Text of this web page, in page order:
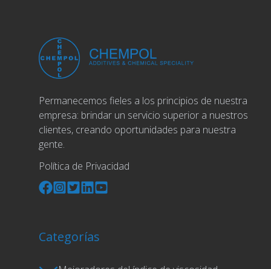
Permanecemos fieles a los principios de nuestra
empresa: brindar un servicio superior a nuestros
clientes, creando oportunidades para nuestra
gente.
Política de Privacidad
Categorías